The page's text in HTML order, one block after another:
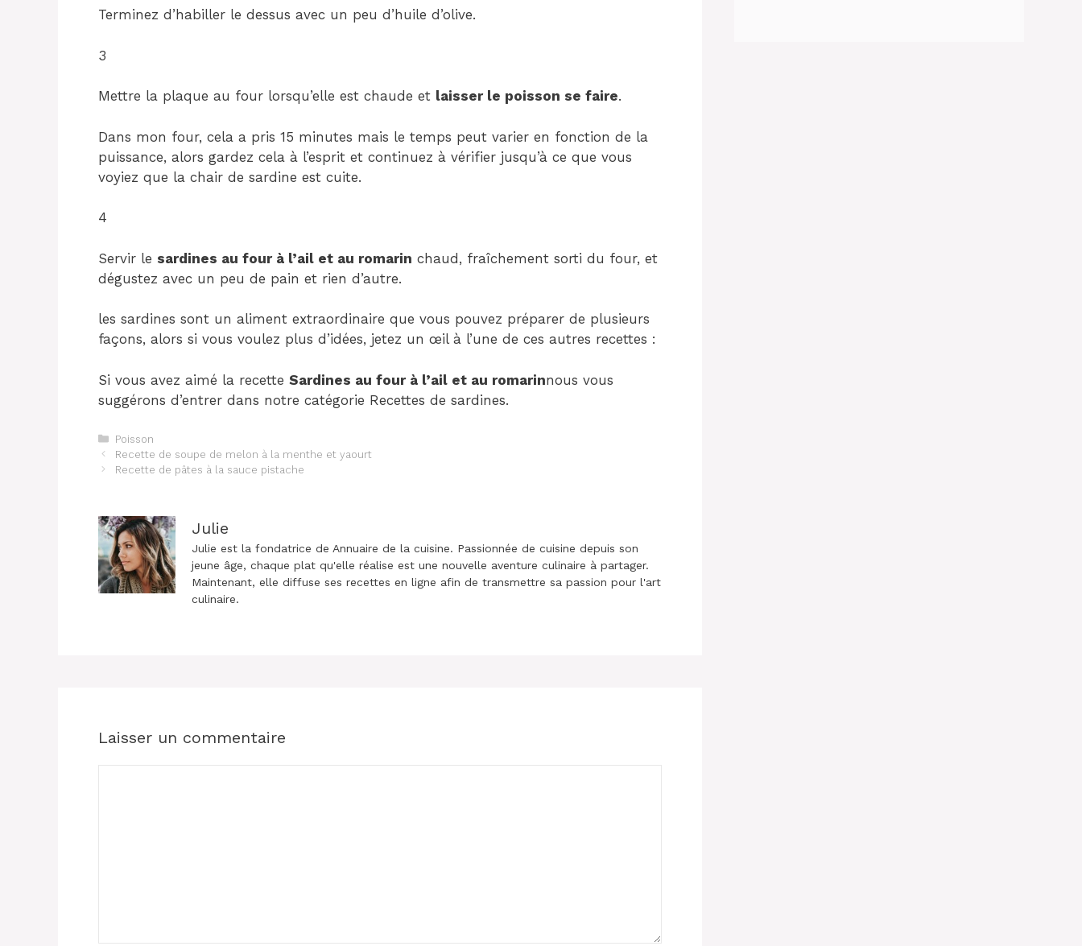
Terminez d’habiller le dessus avec un peu d’huile d’olive.
3
Mettre la plaque au four lorsqu’elle est chaude et laisser le poisson se faire.
Dans mon four, cela a pris 15 minutes mais le temps peut varier en fonction de la
puissance, alors gardez cela à l’esprit et continuez à vérifier jusqu’à ce que vous
voyiez que la chair de sardine est cuite.
4
Servir le sardines au four à l’ail et au romarin chaud, fraîchement sorti du four, et
dégustez avec un peu de pain et rien d’autre.
les sardines sont un aliment extraordinaire que vous pouvez préparer de plusieurs
façons, alors si vous voulez plus d’idées, jetez un œil à l’une de ces autres recettes :
Si vous avez aimé la recette Sardines au four à l’ail et au romarinnous vous
suggérons d’entrer dans notre catégorie Recettes de sardines.
Catégories
Poisson
Navigation
des
Recette de soupe de melon à la menthe et yaourt
Recette de pâtes à la sauce pistache
Julie
Julie est la fondatrice de Annuaire de la cuisine. Passionnée de cuisine depuis son
jeune âge, chaque plat qu'elle réalise est une nouvelle aventure culinaire à partager.
Maintenant, elle diffuse ses recettes en ligne afin de transmettre sa passion pour l'art
culinaire.
Laisser un commentaire